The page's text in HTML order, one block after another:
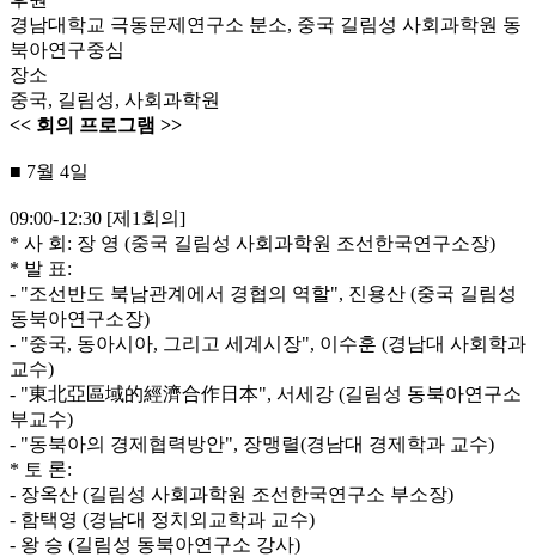
경남대학교 극동문제연구소 분소, 중국 길림성 사회과학원 동
북아연구중심
장소
중국, 길림성, 사회과학원
<< 회의 프로그램 >>
■ 7월 4일
09:00-12:30 [제1회의]
* 사 회: 장 영 (중국 길림성 사회과학원 조선한국연구소장)
* 발 표:
- "조선반도 북남관계에서 경협의 역할", 진용산 (중국 길림성
동북아연구소장)
- "중국, 동아시아, 그리고 세계시장", 이수훈 (경남대 사회학과
교수)
- "東北亞區域的經濟合作日本", 서세강 (길림성 동북아연구소
부교수)
- "동북아의 경제협력방안", 장맹렬(경남대 경제학과 교수)
* 토 론:
- 장옥산 (길림성 사회과학원 조선한국연구소 부소장)
- 함택영 (경남대 정치외교학과 교수)
- 왕 승 (길림성 동북아연구소 강사)